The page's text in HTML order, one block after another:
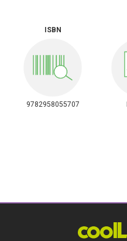
ISBN
9782958055707